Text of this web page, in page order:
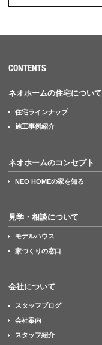
CONTENTS
ネオホームの住宅について
住宅ラインナップ
施工事例紹介
ネオホームのコンセプト
NEO HOMEの家を知る
見学・相談について
モデルハウス
家づくりの窓口
会社について
スタッフブログ
会社案内
スタッフ紹介